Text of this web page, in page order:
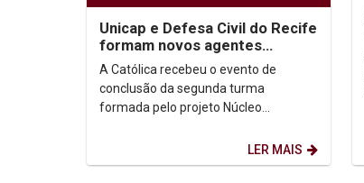
Unicap e Defesa Civil do Recife
formam novos agentes
comunitários
A Católica recebeu o evento de
conclusão da segunda turma
formada pelo projeto Núcleo
Civil (Nupdec), que é fruto de...LER MAIS